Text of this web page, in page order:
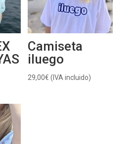
Camiseta
iluego
29,00€ (IVA incluido)